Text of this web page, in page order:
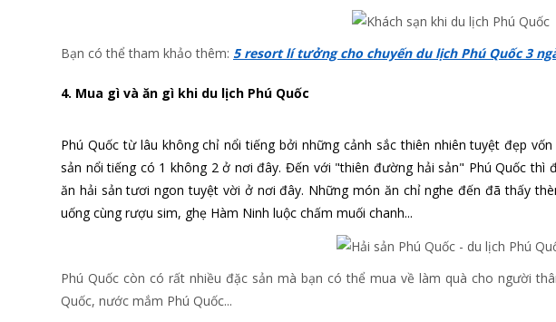
Bạn có thể tham khảo thêm: 5 resort lí tưởng cho chuyến du lịch Phú Quốc 3
4. Mua gì và ăn gì khi du lịch Phú Quốc
Phú Quốc từ lâu không chỉ nổi tiếng bởi những cảnh sắc thiên nhiên tuyệt đẹp
sản nổi tiếng có 1 không 2 ở nơi đây. Đến với "thiên đường hải sản" Phú Quốc
ăn hải sản tươi ngon tuyệt vời ở nơi đây. Những món ăn chỉ nghe đến đã thấy
uống cùng rượu sim, ghẹ Hàm Ninh luộc chấm muối chanh...
Phú Quốc còn có rất nhiều đặc sản mà bạn có thể mua về làm quà cho người
Quốc, nước mắm Phú Quốc...